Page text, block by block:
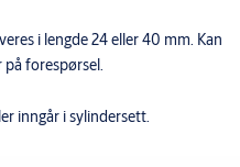
i lengde 24 eller 40 mm. Kan
på forespørsel.
inngår i sylindersett.